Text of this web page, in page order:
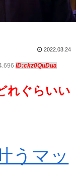
2022.03.24
ID:ckz0QuDua
れぐらいい
うマッ